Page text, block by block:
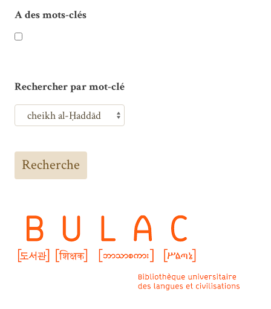
A des mots-clés
Rechercher par mot-clé